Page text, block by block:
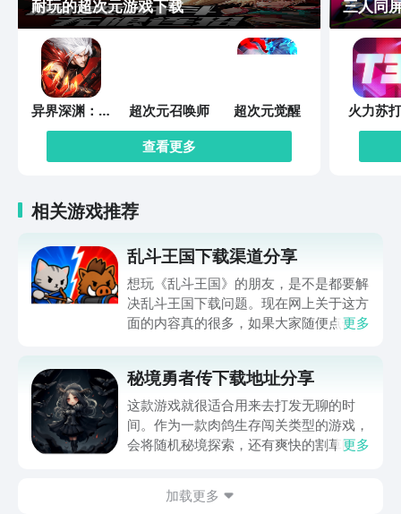
耐玩的超次元游戏下载
异界深渊：觉
醒
超次元召唤师
超次元觉醒
查看更多
三人同
火力苏
相关游戏推荐
乱斗王国下载渠道分享
想玩《乱斗王国》的朋友，是不是都要解
决乱斗王国下载问题。现在网上关于这方
面的内容真的很多，如果大家随便点击陌
app进行下载会更加方便，九游是手游福
利最多的游戏平台，在这里不仅能够看到
游戏资源，还能及时查看后续的消息、活
动内容等相关信息。
更多
秘境勇者传下载地址分享
这款游戏就很适合用来去打发无聊的时
间。作为一款肉鸽生存闯关类型的游戏，
会将随机秘境探索，还有爽快的割草闯关
接就可以下载。游戏的上手门槛还是比较
更多
加载更多